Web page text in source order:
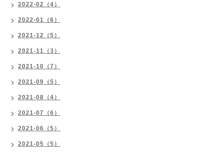
2022-02（4）
2022-01（6）
2021-12（5）
2021-11（3）
2021-10（7）
2021-09（5）
2021-08（4）
2021-07（6）
2021-06（5）
2021-05（5）